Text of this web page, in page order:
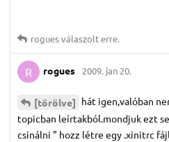
roguesválaszolt erre.
R rogues 2009. jan 20.
[törölve] hát igen,valóban
topicban leírtakból.mondjuk ezt
csinálni " hozz létre egy .xinitrc